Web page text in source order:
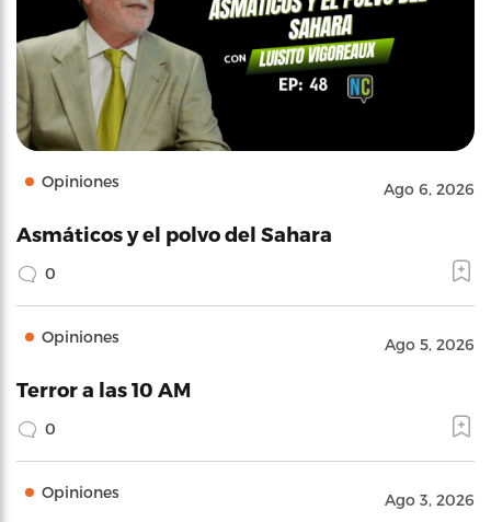
Opiniones Ago 6, 2026
Asmáticos y el polvo del Sahara
0
Opiniones Ago 5, 2026
Terror a las 10 AM
0
Opiniones Ago 3, 2026